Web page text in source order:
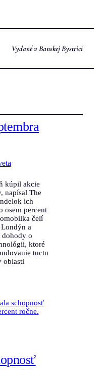
Vydané v Banskej Bystrici
kúpil akcie
napísal The
ich
osem percent
čelí
a
dohody o
ktoré
tuctu
oblasti